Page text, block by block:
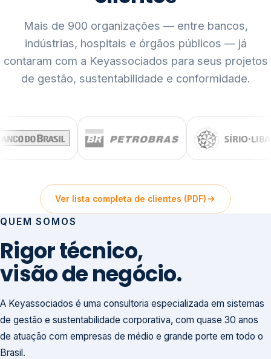
Mais de 900 organizações — entre bancos,
indústrias, hospitais e órgãos públicos — já
contaram com a Keyassociados para seus projetos
de gestão, sustentabilidade e conformidade.
Ver lista completa de clientes (PDF)
QUEM SOMOS
Rigor técnico,
visão de negócio.
A Keyassociados é uma consultoria especializada em sistemas
de gestão e sustentabilidade corporativa, com quase 30 anos
de atuação com empresas de médio e grande porte em todo o
Brasil.